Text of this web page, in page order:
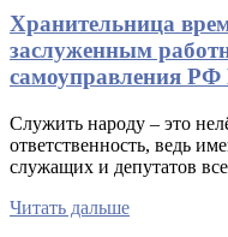
Хранительница
заслуженным
самоуправления
Служить народу – это
ответственность, ведь
служащих и депутатов
Читать дальше